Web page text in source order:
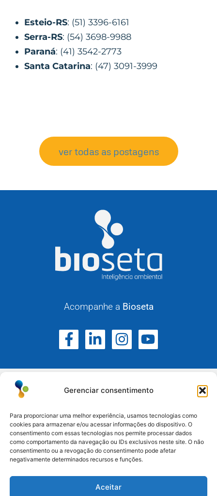
Gerenciar consentimento
Para proporcionar uma melhor experiência, usamos tecnologias como
cookies para armazenar e/ou acessar informações do dispositivo. O
consentimento com essas tecnologias nos permite processar dados
como comportamento da navegação ou IDs exclusivos neste site. O não
consentimento ou a revogação do consentimento pode afetar
negativamente determinados recursos e funções.
Aceitar
Esteio-RS: (51) 3396-6161
Serra-RS: (54) 3698-9988
Paraná: (41) 3542-2773
Santa Catarina: (47) 3091-3999
ver todas as postagens
Acompanhe a Bioseta
Atuamos no Rio Grande do Sul, Santa Catarina e
Paraná.
Serra/RS: (54) 3698-9988